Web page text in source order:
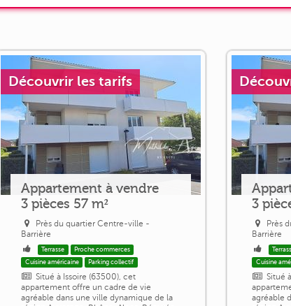
Découvrir les tarifs
Appartement à vendre
3 pièces 57 m²
Près du quartier Centre-ville -
Barrière
Terrasse
Proche commerces
Cuisine américaine
Parking collectif
Situé à Issoire (63500), cet
appartement offre un cadre de vie
agréable dans une ville dynamique de la
3
Près
Barrière
Cuisine
Situé
agréable